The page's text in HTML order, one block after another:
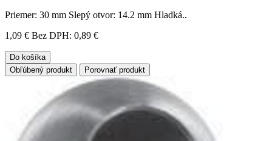
Priemer: 30 mm Slepý otvor: 14.2 mm Hladká..
1,09 € Bez DPH: 0,89 €
Do košíka
Obľúbený produkt
Porovnať produkt